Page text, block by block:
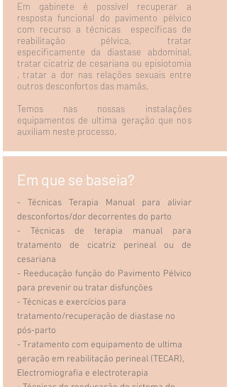
Em gabinete é possível recuperar a
resposta funcional do pavimento pélvico
com recurso a técnicas específicas de
reabilitação pélvica, tratar
especificamente da diastase abdominal,
tratar cicatriz de cesariana ou episiotomia
, tratar a dor nas relações sexuais entre
outros desconfortos das mamãs.
Temos nas nossas instalações
equipamentos de ultima geração que nos
auxiliam neste processo.
Em que se baseia?
- Técnicas Terapia Manual para aliviar
desconfortos/dor decorrentes do parto
- Técnicas de terapia manual para
tratamento de cicatriz perineal ou de
cesariana
- Reeducação função do Pavimento Pélvico
para prevenir ou tratar disfunções
- Técnicas e exercícios para
tratamento/recuperação de diastase no
pós-parto
- Tratamento com equipamento de ultima
geração em reabilitação perineal (TECAR),
Electromiografia e electroterapia